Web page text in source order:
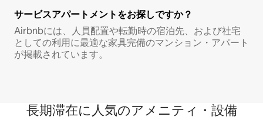
サービスアパートメントをお探しですか？
Airbnbには、人員配置や転勤時の宿泊先、および社宅
としての利用に最適な家具完備のマンション・アパート
が掲載されています。
長期滞在に人気のアメニティ・設備